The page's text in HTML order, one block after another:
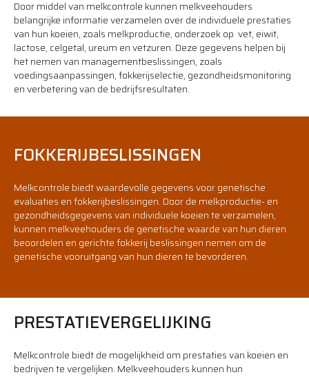
Door middel van melkcontrole kunnen melkveehouders
belangrijke informatie verzamelen over de individuele prestaties
van hun koeien, zoals melkproductie, onderzoek op vet, eiwit,
lactose, celgetal, ureum en vetzuren. Deze gegevens helpen bij
het nemen van managementbeslissingen, zoals
voedingsaanpassingen, fokkerijselectie, gezondheidsmonitoring
en verbetering van de bedrijfsresultaten.
FOKKERIJBESLISSINGEN
Melkcontrole biedt waardevolle gegevens voor genetische
evaluaties en fokkerijbeslissingen. Door de melkproductie- en
gezondheidsgegevens van individuele koeien te verzamelen,
kunnen melkveehouders de genetische waarde van hun dieren
beoordelen en gerichte fokkerij beslissingen nemen om de
genetische vooruitgang van hun dieren te bevorderen.
PRESTATIEVERGELIJKING
Melkcontrole biedt de mogelijkheid om prestaties van koeien en
bedrijven te vergelijken. Melkveehouders kunnen hun